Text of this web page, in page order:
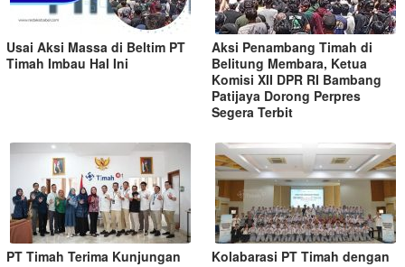
Usai Aksi Massa di Beltim PT
Timah Imbau Hal Ini
Aksi Penambang Timah di
Belitung Membara, Ketua
Komisi XII DPR RI Bambang
Patijaya Dorong Perpres
Segera Terbit
PT Timah Terima Kunjungan
Kolabarasi PT Timah dengan